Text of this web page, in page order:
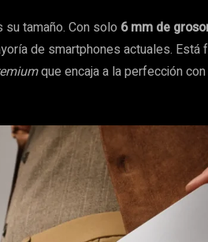
tamaño. Con solo 6 mm de
de smartphones actuales. Está
que encaja a la perfección